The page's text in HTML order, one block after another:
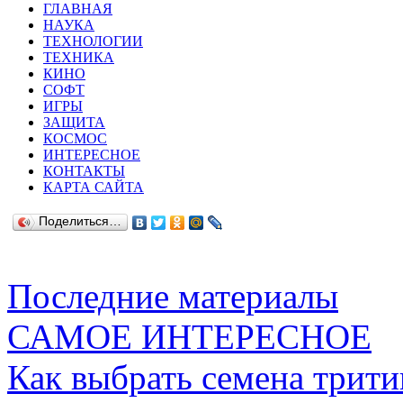
ГЛАВНАЯ
НАУКА
ТЕХНОЛОГИИ
ТЕХНИКА
КИНО
СОФТ
ИГРЫ
ЗАЩИТА
КОСМОС
ИНТЕРЕСНОЕ
КОНТАКТЫ
КАРТА САЙТА
Поделиться…
Последние материалы
САМОЕ ИНТЕРЕСНОЕ
Как выбрать семена